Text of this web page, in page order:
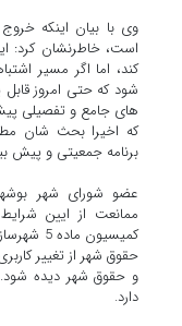
وی با بیان اینکه
است، خاطرنشان کرد:
کند، اما اگر مسیر
شود که حتی امروز
های جامع و تفصیلی
که اخیرا بحث شان
برنامه جمعیتی و پیش
عضو شورای شهر بوشهر
ممانعت از ایین
حقوق شهر از تغییر
و حقوق شهر دیده شود.
دارد.